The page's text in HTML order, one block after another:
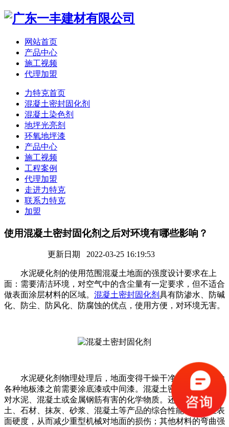
网站首页
产品中心
施工视频
代理加盟
力特克首页
混凝土密封固化剂
混凝土染色剂
地坪光亮剂
环氧地坪漆
产品中心
施工视频
工程案例
代理加盟
走进力特克
联系力特克
加盟
使用混凝土密封固化剂之后对环境有哪些影响？
更新日期 2022-03-25 16:19:53
水泥硬化剂的使用范围混凝土地面的强度设计要求在上
面：需要清洁环境，对空气中的含尘量有一定要求，但不适合
做表面涂层材料的区域。 混凝土密封固化剂 具有防渗水、防碱
化、防尘、防风化、防腐蚀的优点，使用方便，对环境无害。
水泥硬化剂物理处理后，地面变得干燥干净，避免了在涂
各种地板漆之前需要涂底漆或中间漆。混凝土密封固化剂不含
对水泥、混凝土或金属钢筋有害的化学物质。还能提高混凝
土、石材、抹灰、砂浆、混凝土等产品的综合性能；混凝土表
面硬度，从而减少重型机械对地面的损伤；其他材料的弯曲强